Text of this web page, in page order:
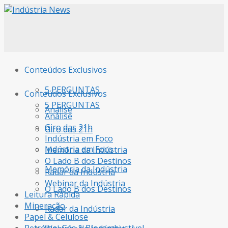
Conteúdos Exclusivos
5 PERGUNTAS
Análise
Giro das 21h
Indústria em Foco
Memória da Indústria
O Lado B dos Destinos
Radar da Indústria
Conteúdos Exclusivos
5 PERGUNTAS
Análise
Giro das 21h
Indústria em Foco
Memória da Indústria
O Lado B dos Destinos
Radar da Indústria
Webinar da Indústria
Leitura Rápida
Mineração
Papel & Celulose